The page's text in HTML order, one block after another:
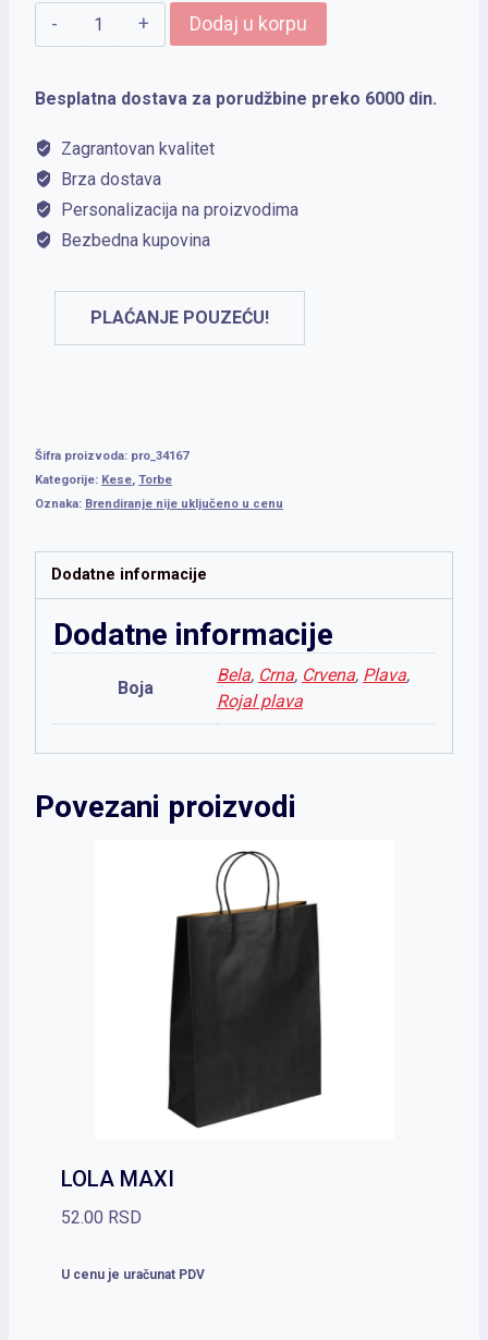
DINA
količina
Dodaj u korpu
Besplatna dostava za porudžbine preko 6000 din.
Zagrantovan kvalitet
Brza dostava
Personalizacija na proizvodima
Bezbedna kupovina
PLAĆANJE POUZEĆU!
Šifra proizvoda: pro_34167
Kategorije: Kese Torbe
Oznaka: Brendiranje nije uključeno u cenu
Dodatne informacije
Dodatne informacije
Boja
Bela, Crna, Crvena, Plava,
Rojal plava
Povezani proizvodi
LOLA MAXI
52.00 RSD
U cenu je uračunat PDV